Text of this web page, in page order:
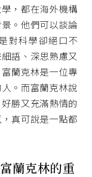
，都在海外機構
。他們可以談論
對科學卻絕口不
語、深思熟慮又
蘭克林是一位專
。而富蘭克林說
勝又充滿熱情的
真可說是一點都
蘭克林的重